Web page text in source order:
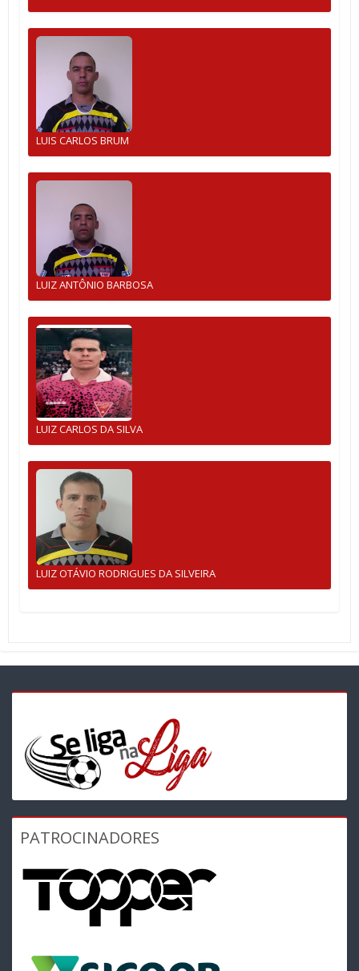
LUIS CARLOS BRUM
LUIZ ANTÔNIO BARBOSA
LUIZ CARLOS DA SILVA
LUIZ OTÁVIO RODRIGUES DA SILVEIRA
PATROCINADORES